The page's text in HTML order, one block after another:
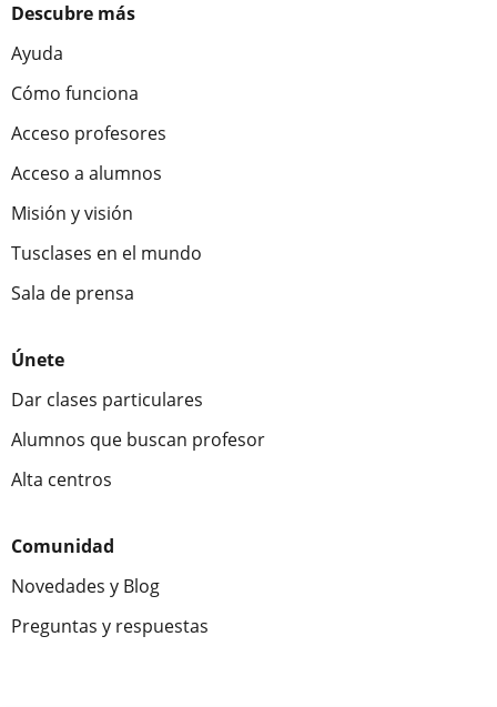
Descubre más
Ayuda
Cómo funciona
Acceso profesores
Acceso a alumnos
Misión y visión
Tusclases en el mundo
Sala de prensa
Únete
Dar clases particulares
Alumnos que buscan profesor
Alta centros
Comunidad
Novedades y Blog
Preguntas y respuestas